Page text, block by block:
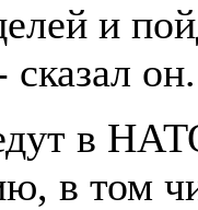
и
сказал он.
в
в том